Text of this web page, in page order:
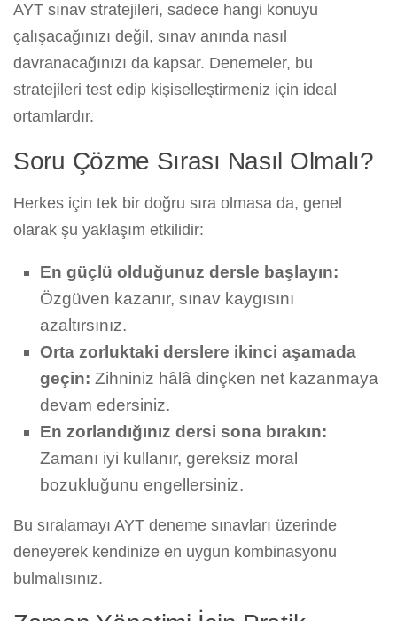
AYT sınav stratejileri, sadece hangi konuyu
çalışacağınızı değil, sınav anında nasıl
davranacağınızı da kapsar. Denemeler, bu
stratejileri test edip kişiselleştirmeniz için ideal
ortamlardır.
Soru Çözme Sırası Nasıl Olmalı?
Herkes için tek bir doğru sıra olmasa da, genel
olarak şu yaklaşım etkilidir:
En güçlü olduğunuz dersle başlayın:
Özgüven kazanır, sınav kaygısını
azaltırsınız.
Orta zorluktaki derslere ikinci aşamada
geçin: Zihniniz hâlâ dinçken net kazanmaya
devam edersiniz.
En zorlandığınız dersi sona bırakın:
Zamanı iyi kullanır, gereksiz moral
bozukluğunu engellersiniz.
Bu sıralamayı AYT deneme sınavları üzerinde
deneyerek kendinize en uygun kombinasyonu
bulmalısınız.